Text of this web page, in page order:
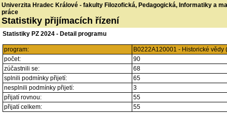
Univerzita Hradec Králové - fakulty Filozofická, Pedagogická, Informatiky a
práce
Statistiky přijímacích řízení
Statistiky PZ 2024 - Detail programu
program:
B0222A120001 - Historické vědy
počet:
90
zúčastnili se:
68
splnili podmínky přijetí:
65
nesplnili podmínky přijetí:
3
přijatí rovnou:
55
přijatí celkem:
55